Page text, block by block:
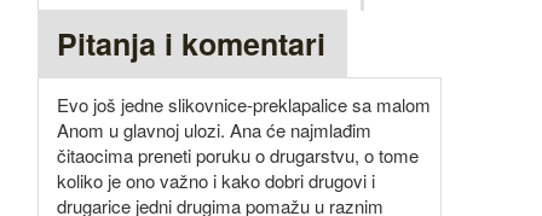
Pitanja i komentari
Evo još jedne slikovnice-preklapalice sa malom
Anom u glavnoj ulozi. Ana će najmlađim
čitaocima preneti poruku o drugarstvu, o tome
koliko je ono važno i kako dobri drugovi i
drugarice jedni drugima pomažu u raznim